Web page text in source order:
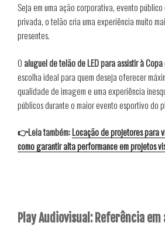
Seja em uma ação corporativa, evento
privada, o telão cria uma experiência muito
presentes.
O aluguel de telão de LED para assistir à Copa
escolha ideal para quem deseja oferecer
qualidade de imagem e uma experiência
públicos durante o maior evento esportivo do
👉Leia também:Locação de projetores para
como garantir alta performance em projetos
Play Audiovisual: Referência